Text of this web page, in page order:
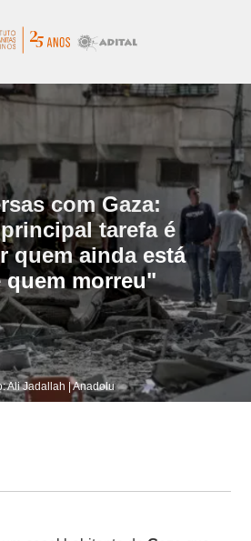
com Gaza:
tarefa é
quem ainda está
quem morreu"
Ali Jadallah | Anadolu